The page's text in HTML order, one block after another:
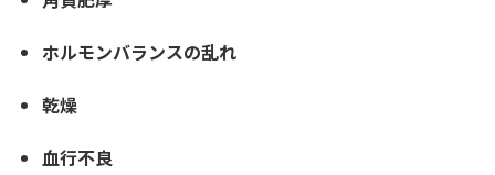
ホルモンバランスの乱れ
乾燥
血行不良